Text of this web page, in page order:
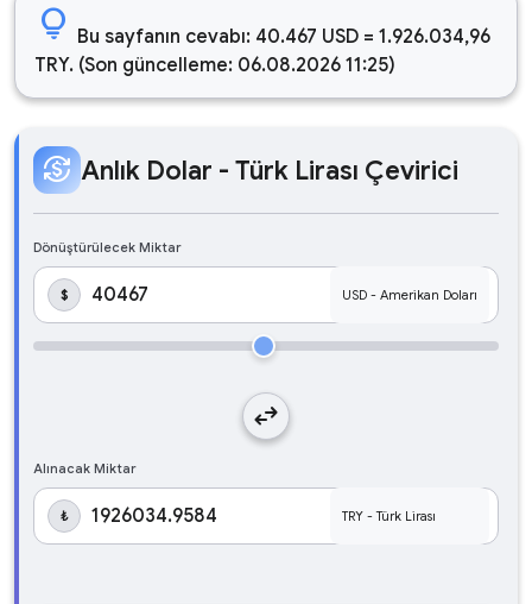
lightbulb Bu sayfanın cevabı: 40.467 USD = 1.926.034,96
TRY. (Son güncelleme: 06.08.2026 11:25)
currency_exchange Anlık Dolar - Türk Lirası Çevirici
Dönüştürülecek Miktar
$
swap_horiz
Alınacak Miktar
₺